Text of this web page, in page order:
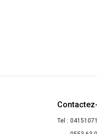
Tel :